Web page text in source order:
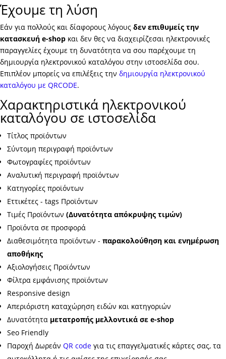
Έχουμε τη λύση
Εάν για πολλούς και δίαφορους λόγους δεν επιθυμείς την
κατασκευή e-shop και δεν θες να διαχειρίζεσαι ηλεκτρονικές
παραγγελίες έχουμε τη δυνατότητα να σου παρέχουμε τη
δημιουργία ηλεκτρονικού καταλόγου στην ιστοσελίδα σου.
Επιπλέον μπορείς να επιλέξεις την δημιουργία ηλεκτρονικού
καταλόγου με QRCODE.
Χαρακτηριστικά ηλεκτρονικού
καταλόγου σε ιστοσελίδα
Τίτλος προϊόντων
Σύντομη περιγραφή προϊόντων
Φωτογραφίες προϊόντων
Αναλυτική περιγραφή προϊόντων
Κατηγορίες προϊόντων
Εττικέτες - tags Προϊόντων
Τιμές Προϊόντων (Δυνατότητα απόκρυψης τιμών)
Προϊόντα σε προσφορά
Διαθεσιμότητα προϊόντων - παρακολούθηση και ενημέρωση
αποθήκης
Αξιολογήσεις Προϊόντων
Φίλτρα εμφάνισης προϊόντων
Responsive design
Απεριόριστη καταχώρηση ειδών και κατηγοριών
Δυνατότητα μετατροπής μελλοντικά σε e-shop
Seo Friendly
Παροχή Δωρεάν QR code για τις επαγγελματικές κάρτες σας, τα